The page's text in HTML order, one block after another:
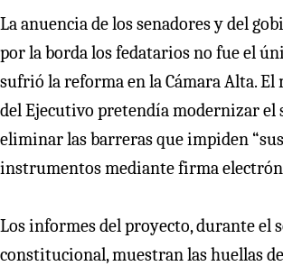
La anuencia de los senadores y del
por la borda los fedatarios no fue el
sufrió la reforma en la Cámara Alta.
del Ejecutivo pretendía modernizar el
eliminar las barreras que impiden
instrumentos mediante firma
Los informes del proyecto, durante el
constitucional, muestran las huellas